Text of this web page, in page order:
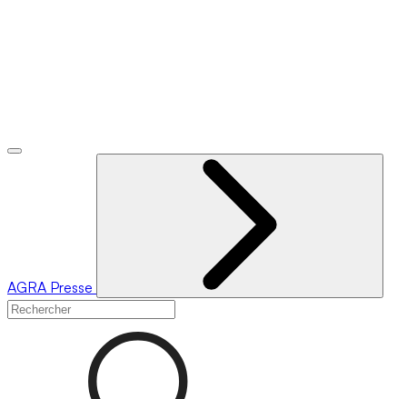
AGRA Presse